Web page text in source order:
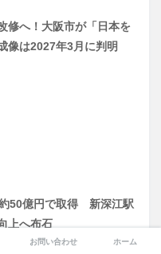
修へ！大阪市が「日本を
像は2027年3月に判明
50億円で取得 新深江駅
上へ布石
お問い合わせ ホーム